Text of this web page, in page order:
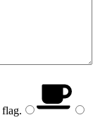
flag.